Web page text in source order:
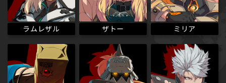
ラムレザル ザトー ミリア